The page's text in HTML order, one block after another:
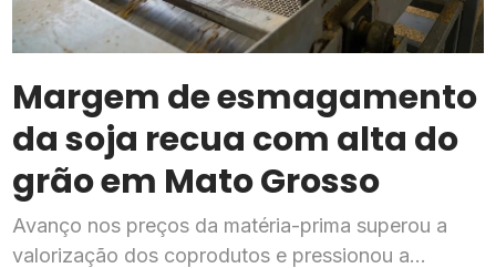
Margem de esmagamento
da soja recua com alta do
grão em Mato Grosso
Avanço nos preços da matéria-prima superou a
valorização dos coprodutos e pressionou a